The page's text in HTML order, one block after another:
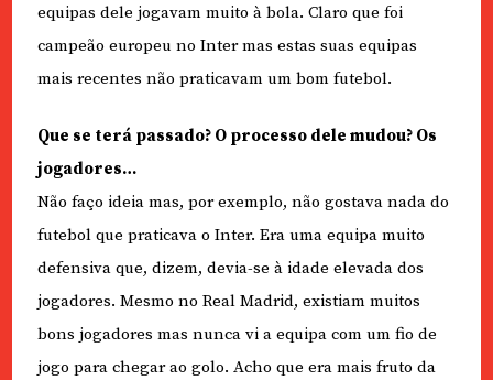
equipas dele jogavam muito à bola. Claro que foi
campeão europeu no Inter mas estas suas equipas
mais recentes não praticavam um bom futebol.
Que se terá passado? O processo dele mudou? Os
jogadores…
Não faço ideia mas, por exemplo, não gostava nada do
futebol que praticava o Inter. Era uma equipa muito
defensiva que, dizem, devia-se à idade elevada dos
jogadores. Mesmo no Real Madrid, existiam muitos
bons jogadores mas nunca vi a equipa com um fio de
jogo para chegar ao golo. Acho que era mais fruto da